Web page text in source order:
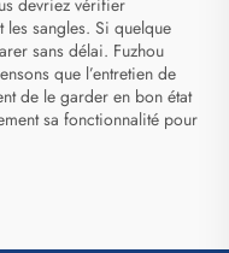
devriez vérifier
les sangles. Si quelque
sans délai. Fuzhou
que l’entretien de
de le garder en bon état
sa fonctionnalité pour